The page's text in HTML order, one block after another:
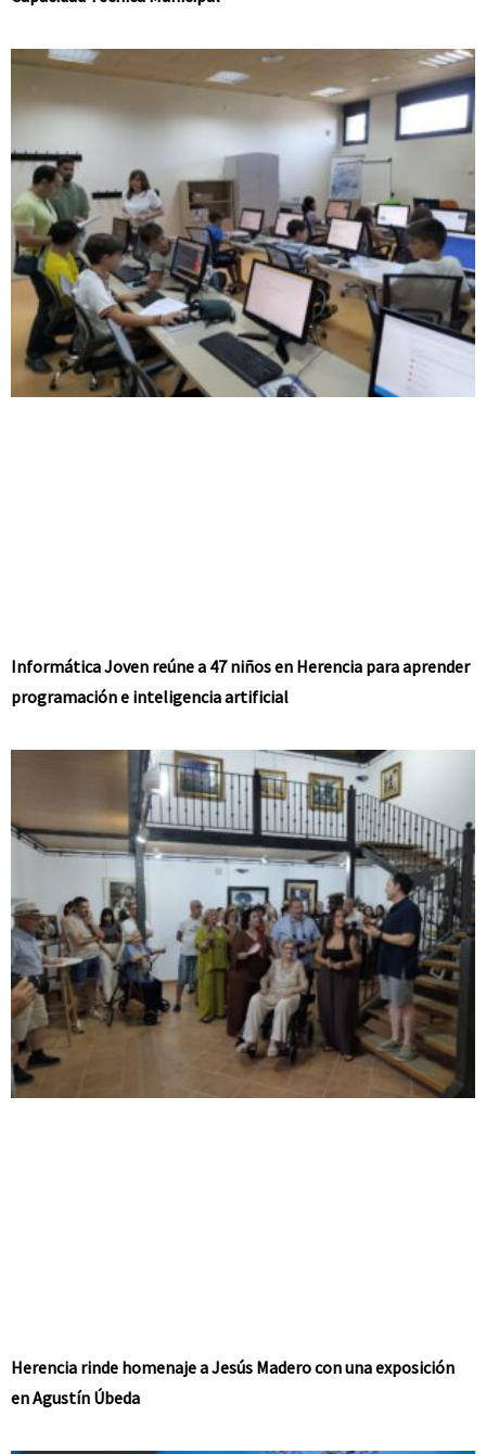
Informática Joven reúne a 47 niños en Herencia para aprender
programación e inteligencia artificial
Herencia rinde homenaje a Jesús Madero con una exposición
en Agustín Úbeda